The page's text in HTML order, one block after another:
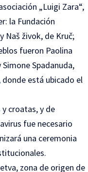
„Luigi Zara“,
la Fundación
Naš živok, de Kruč;
fueron Paolina
Spadanuda,
está ubicado el
croatas, y de
fue necesario
una ceremonia
zona de origen de